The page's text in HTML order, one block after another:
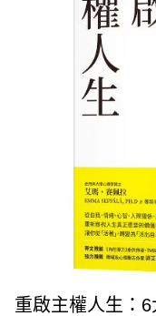
重啟主權人生：